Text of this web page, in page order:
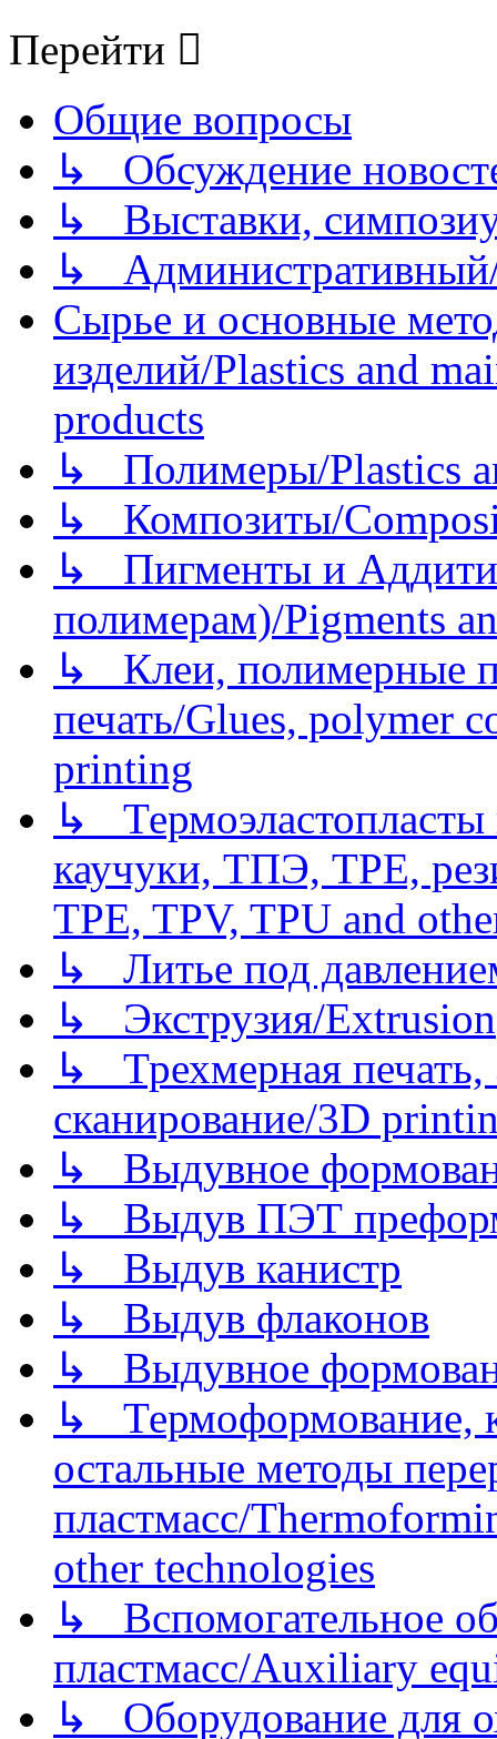
Перейти
Общие вопросы
↳ Обсуждение
↳ Выставки,
↳
Сырье и основные
изделий/Plastics and
products
↳ Полимеры/Plastics
↳ Композиты/
↳ Пигменты и
полимерам)/Pigments
↳ Клеи, полимерные
печать/Glues, polymer
printing
↳
каучуки, ТПЭ, TPE,
TPE, TPV, TPU and
↳ Литье под
↳ Экструзия/Extrusion
↳ Трехмерная
сканирование/3D
↳ Выдувное
↳ Выдув ПЭТ
↳ Выдув канистр
↳ Выдув флаконов
↳ Выдувное
↳ Термоформование,
остальные методы
пластмасс/
other technologies
↳ Вспомогательное
пластмасс/Auxiliary
↳ Оборудование для